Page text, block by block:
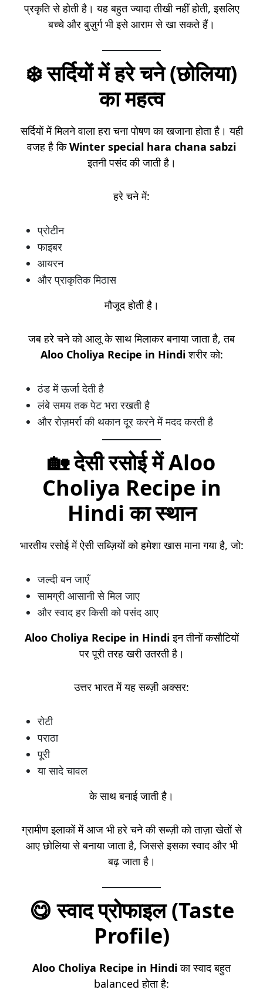
प्रकृति से होती है। यह बहुत ज्यादा तीखी नहीं होती, इसलिए
बच्चे और बुज़ुर्ग भी इसे आराम से खा सकते हैं।
❄️ सर्दियों में हरे चने (छोलिया)
का महत्व
सर्दियों में मिलने वाला हरा चना पोषण का खजाना होता है। यही
वजह है किWinter special hara chana sabzi
इतनी पसंद की जाती है।
हरे चने में:
प्रोटीन
फाइबर
आयरन
और प्राकृतिक मिठास
मौजूद होती है।
जब हरे चने को आलू के साथ मिलाकर बनाया जाता है, तब
Aloo Choliya Recipe in Hindiशरीर को:
ठंड में ऊर्जा देती है
लंबे समय तक पेट भरा रखती है
और रोज़मर्रा की थकान दूर करने में मदद करती है
🏡 देसी रसोई में Aloo
Choliya Recipe in
Hindi का स्थान
भारतीय रसोई में ऐसी सब्ज़ियों को हमेशा खास माना गया है, जो:
जल्दी बन जाएँ
सामग्री आसानी से मिल जाए
और स्वाद हर किसी को पसंद आए
Aloo Choliya Recipe in Hindiइन तीनों कसौटियों
पर पूरी तरह खरी उतरती है।
उत्तर भारत में यह सब्ज़ी अक्सर:
रोटी
पराठा
पूरी
या सादे चावल
के साथ बनाई जाती है।
ग्रामीण इलाकों में आज भी हरे चने की सब्ज़ी को ताज़ा खेतों से
आए छोलिया से बनाया जाता है, जिससे इसका स्वाद और भी
बढ़ जाता है।
😋 स्वाद प्रोफाइल (Taste
Profile)
Aloo Choliya Recipe in Hindiका स्वाद बहुत
balanced होता है: